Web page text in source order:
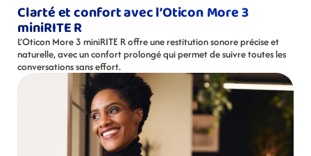
Clarté et confort avec l’Oticon More 3
miniRITE R
L’Oticon More 3 miniRITE R offre une restitution sonore précise et
naturelle, avec un confort prolongé qui permet de suivre toutes les
conversations sans effort.